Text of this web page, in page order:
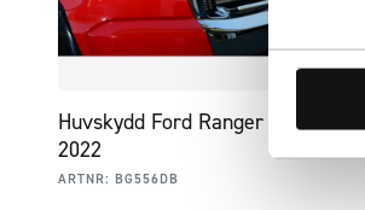
Huvskydd Ford Ranger 2016-
2022
ARTNR: BG556DB